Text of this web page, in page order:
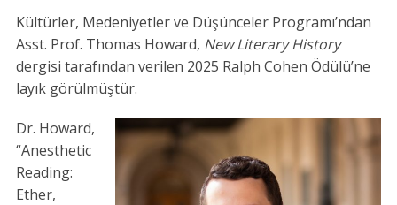
Kültürler, Medeniyetler ve Düşünceler Programı’ndan
Asst. Prof. Thomas Howard, New Literary History
dergisi tarafından verilen 2025 Ralph Cohen Ödülü’ne
layık görülmüştür.
Dr. Howard,
“Anesthetic
Reading:
Ether,